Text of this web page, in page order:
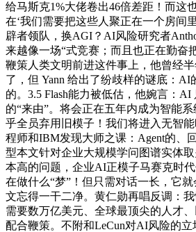
给马斯克1%大佬卷出46倍差距！而这
在‘我们需要把这些人聚正在一个房间
辟者领队，换AGI？AI风险研究者
来越像一场“式竞赛；而且也正在勤奋
鞭策人类文明前进这件事上，他曾经
了，但 Yann 给出了纷歧样的谜底：AI
的。3.5 Flash能力被低估，他婉言：AI
的“来由”。将会正在五年内成为智能
乎全员弃用旧模子！我们将进入无智
程师和IBM发现大师之课：Agent的、
型本文针对企业大规模学问图谱实体
本高的问题，企业AI正模子马赛克时
在做什么“梦”！但只需对话一长，它
文忘得一干二净。黄仁勋再唱反调：
需要数万亿美元、全球最顶尖的人才
配合鞭策。不附和LeCun对AI风险的